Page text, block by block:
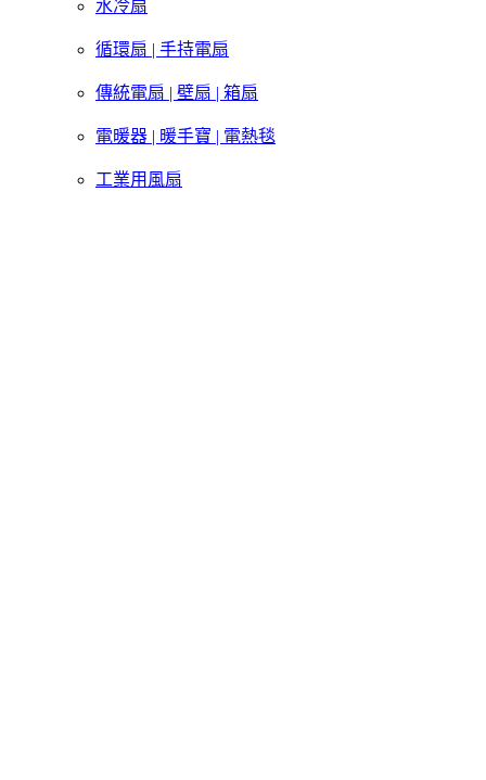
水冷扇
循環扇 | 手持電扇
傳統電扇 | 壁扇 | 箱扇
電暖器 | 暖手寶 | 電熱毯
工業用風扇